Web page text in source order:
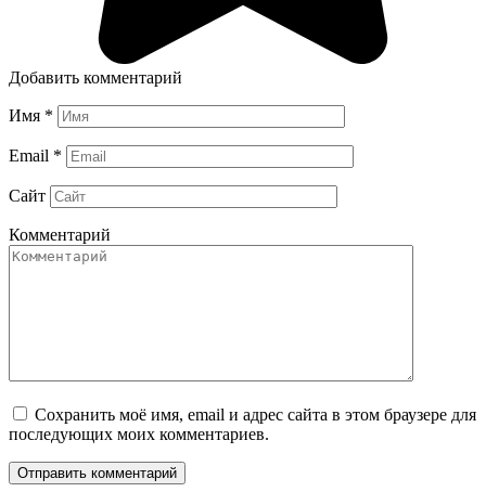
Добавить комментарий
Имя *
Email *
Сайт
Комментарий
Сохранить моё имя, email и адрес сайта в этом браузере для
последующих моих комментариев.